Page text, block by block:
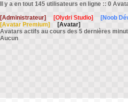
Il y a en tout 145 utilisateurs en ligne :: 0
[Administrateur]
[Olydri Studio] [Noob
[Avatar Premium]
[Avatar]
Avatars actifs au cours des 5 dernières
Aucun